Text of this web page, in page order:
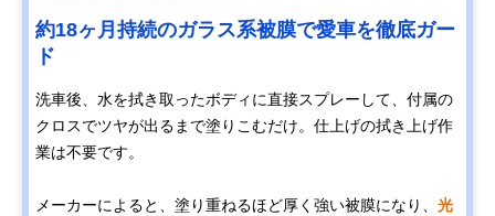
約18ヶ月持続のガラス系被膜で愛車を徹底ガー
ド
洗車後、水を拭き取ったボディに直接スプレーして、付属の
クロスでツヤが出るまで塗りこむだけ。仕上げの拭き上げ作
業は不要です。
メーカーによると、塗り重ねるほど厚く強い被膜になり、 光